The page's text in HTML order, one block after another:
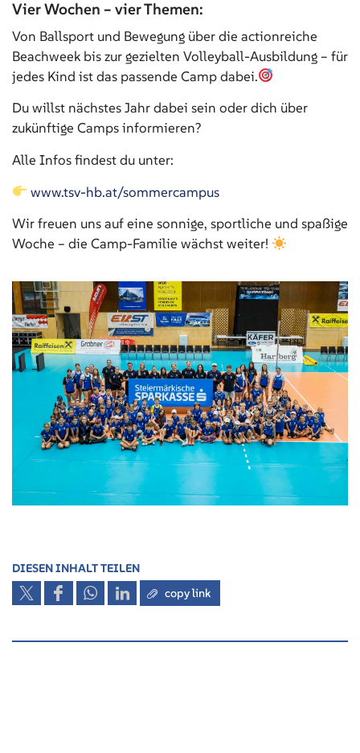
Vier Wochen – vier Themen:
Von Ballsport und Bewegung über die actionreiche
Beachweek bis zur gezielten Volleyball-Ausbildung – für
jedes Kind ist das passende Camp dabei.
Du willst nächstes Jahr dabei sein oder dich über
zukünftige Camps informieren?
Alle Infos findest du unter:
www.tsv-hb.at/sommercampus
Wir freuen uns auf eine sonnige, sportliche und spaßige
Woche – die Camp-Familie wächst weiter!
DIESEN INHALT TEILEN
copy link